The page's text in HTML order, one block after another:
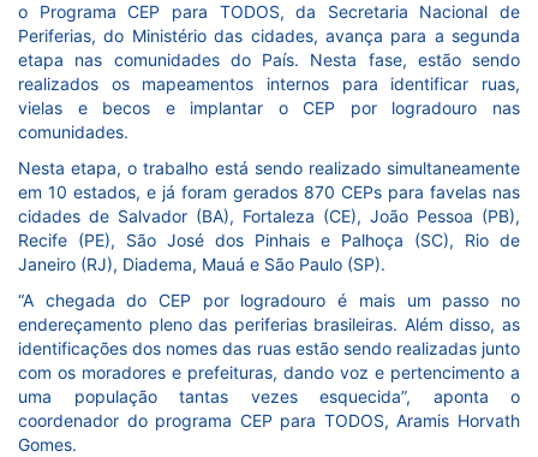
o Programa CEP para TODOS, da Secretaria Nacional de
Periferias, do Ministério das cidades, avança para a segunda
etapa nas comunidades do País. Nesta fase, estão sendo
realizados os mapeamentos internos para identificar ruas,
vielas e becos e implantar o CEP por logradouro nas
comunidades.
Nesta etapa, o trabalho está sendo realizado simultaneamente
em 10 estados, e já foram gerados 870 CEPs para favelas nas
cidades de Salvador (BA), Fortaleza (CE), João Pessoa (PB),
Recife (PE), São José dos Pinhais e Palhoça (SC), Rio de
Janeiro (RJ), Diadema, Mauá e São Paulo (SP).
“A chegada do CEP por logradouro é mais um passo no
endereçamento pleno das periferias brasileiras. Além disso, as
identificações dos nomes das ruas estão sendo realizadas junto
com os moradores e prefeituras, dando voz e pertencimento a
uma população tantas vezes esquecida”, aponta o
coordenador do programa CEP para TODOS, Aramis Horvath
Gomes.